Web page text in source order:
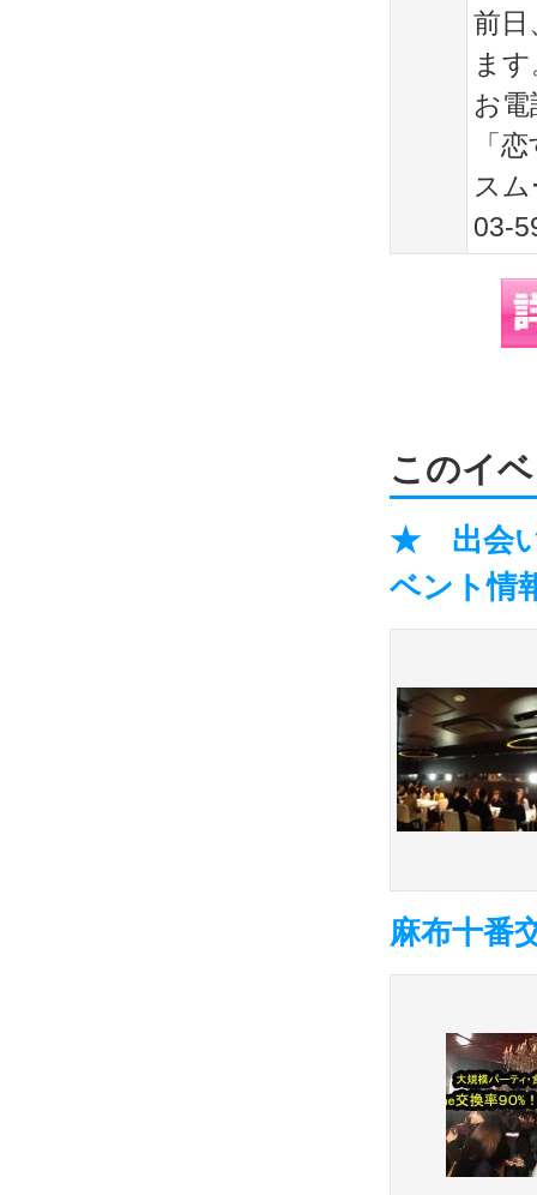
前日
ま
お
「
ス
03-
このイ
★ 出会い
ベント
麻布十番